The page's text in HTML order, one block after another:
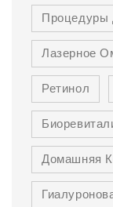
Лазерное
Ретинол
Домашняя